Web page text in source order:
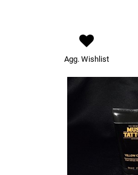
Agg. Wishlist